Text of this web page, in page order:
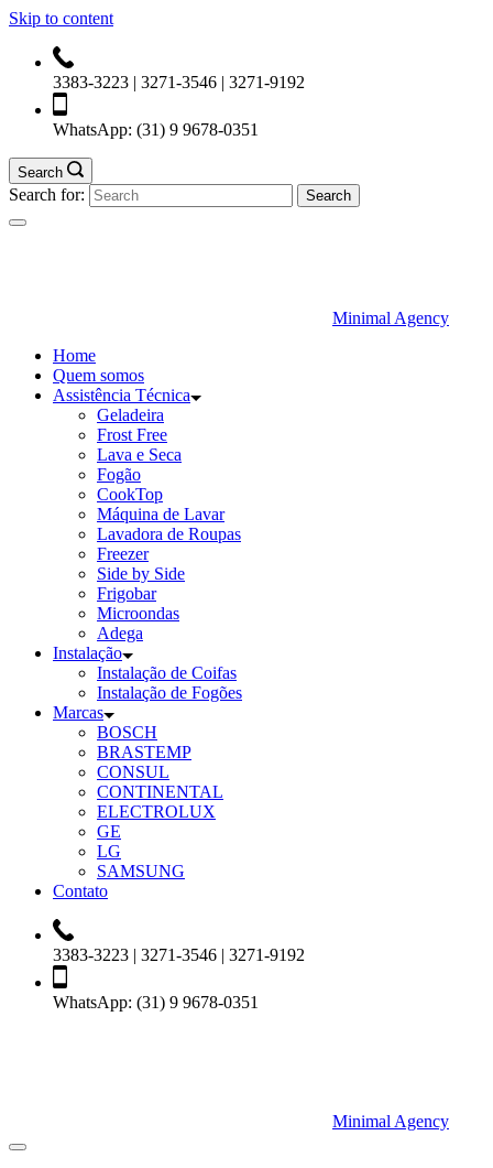
Skip to content
3383-3223 | 3271-3546 | 3271-9192
WhatsApp: (31) 9 9678-0351
Search
Search for:
Minimal Agency
Home
Quem somos
Assistência Técnica
Geladeira
Frost Free
Lava e Seca
Fogão
CookTop
Máquina de Lavar
Lavadora de Roupas
Freezer
Side by Side
Frigobar
Microondas
Adega
Instalação
Instalação de Coifas
Instalação de Fogões
Marcas
BOSCH
BRASTEMP
CONSUL
CONTINENTAL
ELECTROLUX
GE
LG
SAMSUNG
Contato
3383-3223 | 3271-3546 | 3271-9192
WhatsApp: (31) 9 9678-0351
Minimal Agency